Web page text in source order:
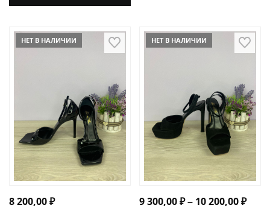
НЕТ В НАЛИЧИИ
8 200,00₽
НЕТ В НАЛИЧИИ
9 300,00₽– 10 200,00₽